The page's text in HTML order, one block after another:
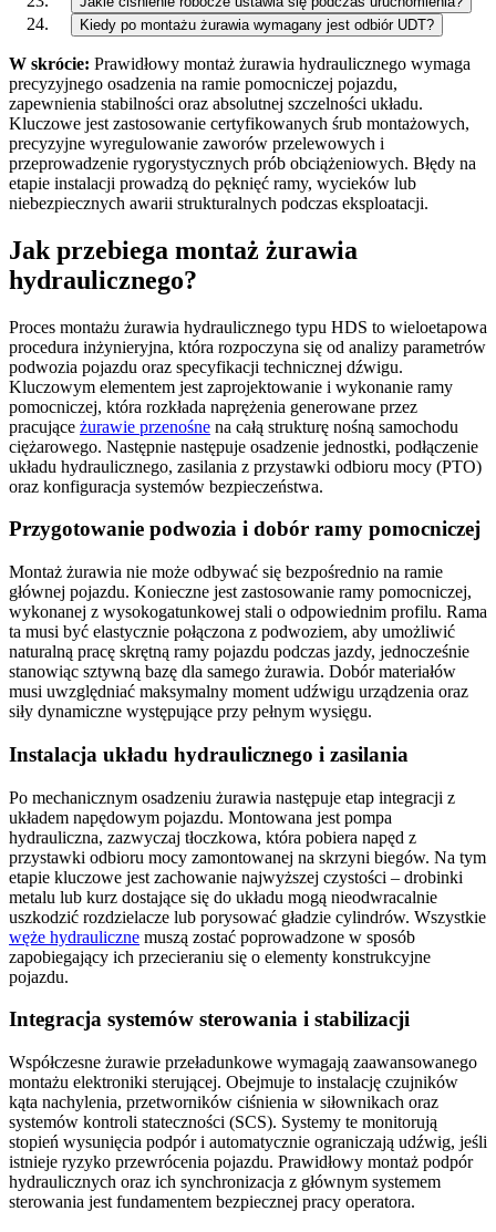
Kiedy po montażu żurawia wymagany jest odbiór UDT?
W skrócie: Prawidłowy montaż żurawia hydraulicznego wymaga
precyzyjnego osadzenia na ramie pomocniczej pojazdu,
zapewnienia stabilności oraz absolutnej szczelności układu.
Kluczowe jest zastosowanie certyfikowanych śrub montażowych,
precyzyjne wyregulowanie zaworów przelewowych i
przeprowadzenie rygorystycznych prób obciążeniowych. Błędy na
etapie instalacji prowadzą do pęknięć ramy, wycieków lub
niebezpiecznych awarii strukturalnych podczas eksploatacji.
Jak przebiega montaż żurawia
hydraulicznego?
Proces montażu żurawia hydraulicznego typu HDS to wieloetapowa
procedura inżynieryjna, która rozpoczyna się od analizy parametrów
podwozia pojazdu oraz specyfikacji technicznej dźwigu.
Kluczowym elementem jest zaprojektowanie i wykonanie ramy
pomocniczej, która rozkłada naprężenia generowane przez
pracujące żurawie przenośne na całą strukturę nośną samochodu
ciężarowego. Następnie następuje osadzenie jednostki, podłączenie
układu hydraulicznego, zasilania z przystawki odbioru mocy (PTO)
oraz konfiguracja systemów bezpieczeństwa.
Przygotowanie podwozia i dobór ramy pomocniczej
Montaż żurawia nie może odbywać się bezpośrednio na ramie
głównej pojazdu. Konieczne jest zastosowanie ramy pomocniczej,
wykonanej z wysokogatunkowej stali o odpowiednim profilu. Rama
ta musi być elastycznie połączona z podwoziem, aby umożliwić
naturalną pracę skrętną ramy pojazdu podczas jazdy, jednocześnie
stanowiąc sztywną bazę dla samego żurawia. Dobór materiałów
musi uwzględniać maksymalny moment udźwigu urządzenia oraz
siły dynamiczne występujące przy pełnym wysięgu.
Instalacja układu hydraulicznego i zasilania
Po mechanicznym osadzeniu żurawia następuje etap integracji z
układem napędowym pojazdu. Montowana jest pompa
hydrauliczna, zazwyczaj tłoczkowa, która pobiera napęd z
przystawki odbioru mocy zamontowanej na skrzyni biegów. Na tym
etapie kluczowe jest zachowanie najwyższej czystości – drobinki
metalu lub kurz dostające się do układu mogą nieodwracalnie
uszkodzić rozdzielacze lub porysować gładzie cylindrów. Wszystkie
węże hydrauliczne muszą zostać poprowadzone w sposób
zapobiegający ich przecieraniu się o elementy konstrukcyjne
pojazdu.
Integracja systemów sterowania i stabilizacji
Współczesne żurawie przeładunkowe wymagają zaawansowanego
montażu elektroniki sterującej. Obejmuje to instalację czujników
kąta nachylenia, przetworników ciśnienia w siłownikach oraz
systemów kontroli stateczności (SCS). Systemy te monitorują
stopień wysunięcia podpór i automatycznie ograniczają udźwig, jeśli
istnieje ryzyko przewrócenia pojazdu. Prawidłowy montaż podpór
hydraulicznych oraz ich synchronizacja z głównym systemem
sterowania jest fundamentem bezpiecznej pracy operatora.